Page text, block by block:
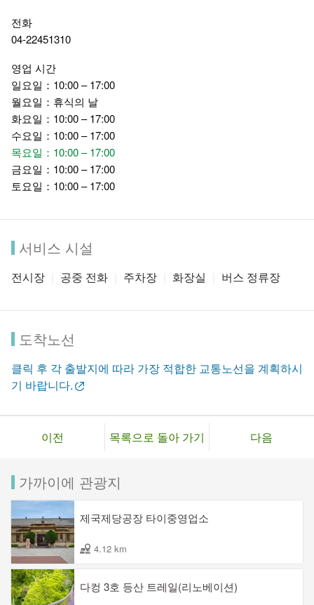
궤적을 보여줍니다.
민속 기예 공연, 공예품 제작 전시 및 판매, 전통음식, 어린이 놀
에 기여하고 있습니다.
또한 공원 내에는 아치교, 회랑, 화원, 연못 등의 경관이 설계되
어 있어, 일반 시민들에게 산책과 사진촬영을 할 수 있는 휴식공
전화
04-22451310
영업 시간
일요일：10:00 – 17:00
월요일：휴식의 날
화요일：10:00 – 17:00
수요일：10:00 – 17:00
목요일：10:00 – 17:00
금요일：10:00 – 17:00
토요일：10:00 – 17:00
서비스 시설
전시장 공중 전화 주차장 화장실 버스 정류장
도착노선
클릭 후 각 출발지에 따라 가장 적합한 교통노선을 계획하시
기 바랍니다.
이전 목록으로 돌아 가기 다음
가까이에 관광지
제국제당공장 타이중영업소
4.12 km
다컹 3호 등산 트레일(리노베이션)